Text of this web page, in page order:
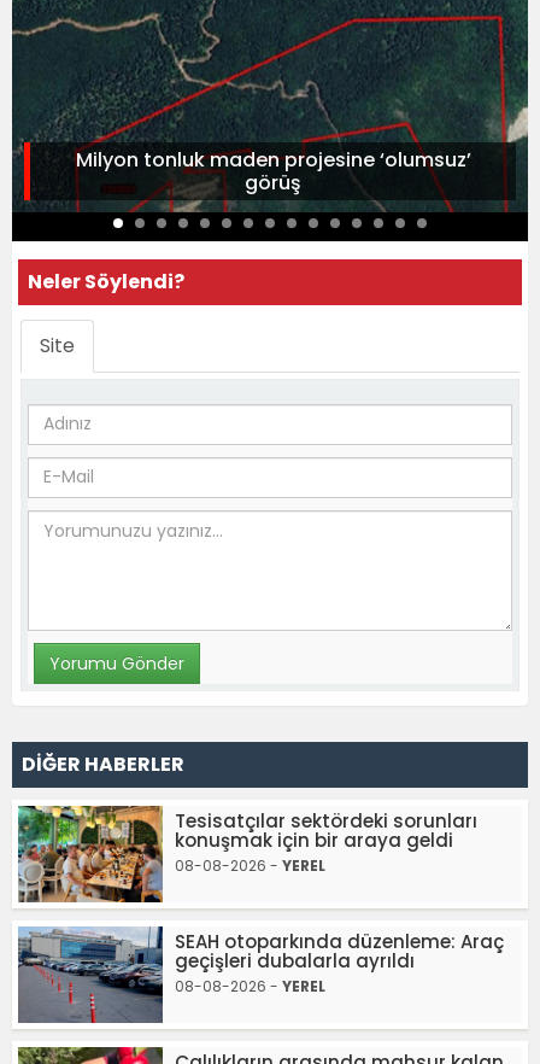
Milyon tonluk maden projesine ‘olumsuz’
görüş
Neler Söylendi?
Site
DİĞER HABERLER
Tesisatçılar sektördeki sorunları
konuşmak için bir araya geldi
08-08-2026 - YEREL
SEAH otoparkında düzenleme: Araç
geçişleri dubalarla ayrıldı
08-08-2026 - YEREL